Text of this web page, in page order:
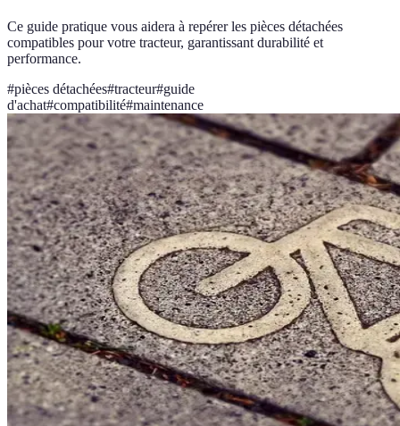
Ce guide pratique vous aidera à repérer les pièces détachées
compatibles pour votre tracteur, garantissant durabilité et
performance.
#pièces détachées#tracteur#guide
d'achat#compatibilité#maintenance